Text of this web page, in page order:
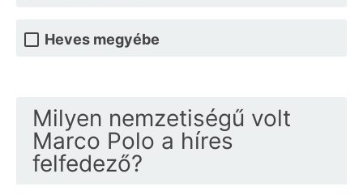
Heves megyébe
Milyen nemzetiségű volt
Marco Polo a híres
felfedező?